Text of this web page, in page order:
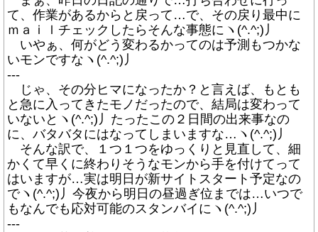
て、作業があるからと戻って…で、その戻り最中に
ｍａｉｌチェックしたらそんな事態にヽ(^.^;)丿
いやぁ、何がどう変わるかってのは予測もつかな
いモンですなヽ(^.^;)丿
---
じゃ、その分ヒマになったか？と言えば、もとも
と急に入ってきたモノだったので、結局は変わって
いないとヽ(^.^;)丿たったこの２日間の出来事なの
に、バタバタにはなってしまいますな…ヽ(^.^;)丿
そんな訳で、１つ１つをゆっくりと見直して、細
かくて早くに終わりそうなモンから手を付けてって
はいますが…実は明日が新サイトスタート予定なの
でヽ(^.^;)丿今夜から明日の昼過ぎ位までは…いつで
もなんでも応対可能のスタンバイにヽ(^.^;)丿
---